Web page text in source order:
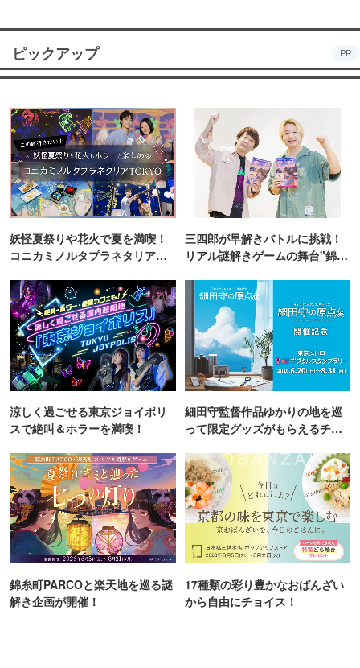
ピックアップ PR
妖怪夏祭りや花火で夏を満喫！
コニカミノルタプラネタリア
三四郎が早解きバトルに挑戦！
リアル謎解きゲームの舞台"錦糸
涼しく過ごせる東京ジョイポリ
スで絶叫＆ホラーを満喫！
細田守監督作品ゆかりの地を巡
って限定グッズがもらえるチャ
錦糸町PARCOと楽天地を巡る謎
解き企画が開催！
17種類の彩り豊かなおばんざい
から自由にチョイス！